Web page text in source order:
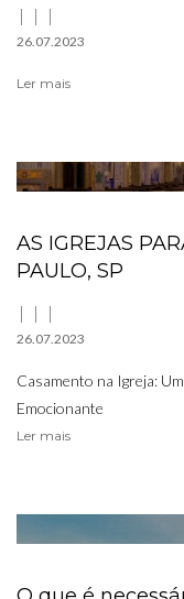
26.07.2023
Ler mais
AS IGREJAS
PAULO, SP
26.07.2023
Casamento na Igreja:
Emocionante
Ler mais